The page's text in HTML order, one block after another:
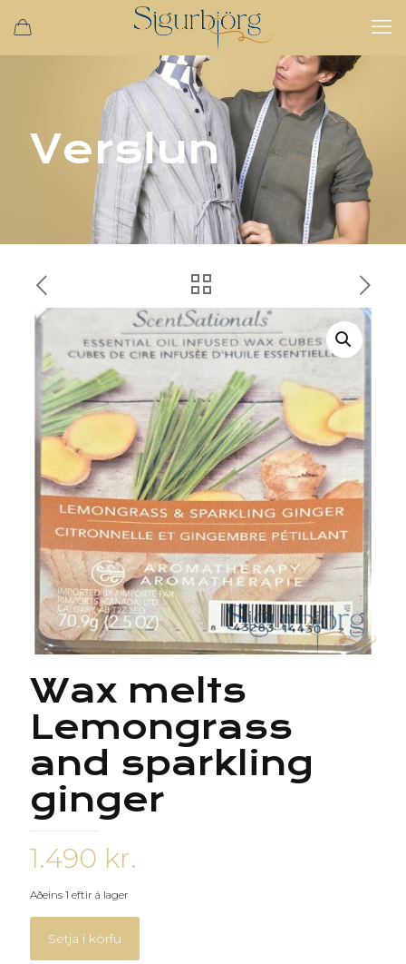
Verslun
Wax melts
Lemongrass
and sparkling
ginger
1.490 kr.
Aðeins 1 eftir á lager
Setja í körfu